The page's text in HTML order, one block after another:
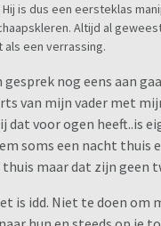
is dus een eersteklas
Altijd al
als een verrassing.
gesprek nog eens aan
van mijn vader met
dat voor ogen heeft..is
soms een nacht thuis
maar dat zijn geen
is idd. Niet te doen om